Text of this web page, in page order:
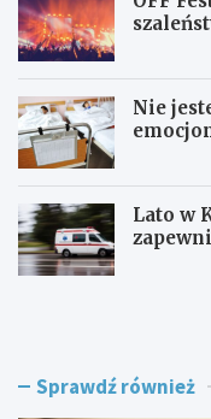
Nie
Lato w
P
j
O
s Sprawdź również